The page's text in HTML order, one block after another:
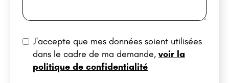
J'accepte que mes données soient utilisées
dans le cadre de ma demande, voir la
politique de confidentialité